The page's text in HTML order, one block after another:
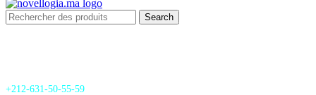
Search
+212-631-50-55-59